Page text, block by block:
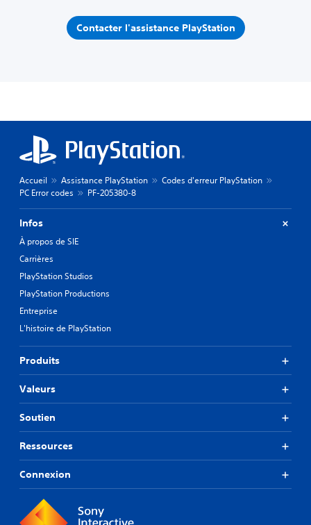
Contacter l'assistance PlayStation
Accueil Assistance PlayStation
Codes d'erreur PlayStation
PC Error codes
PF-205380-8
Infos
À propos de SIE
Carrières
PlayStation Studios
PlayStation Productions
Entreprise
L'histoire de PlayStation
Produits
Valeurs
Soutien
Ressources
Connexion